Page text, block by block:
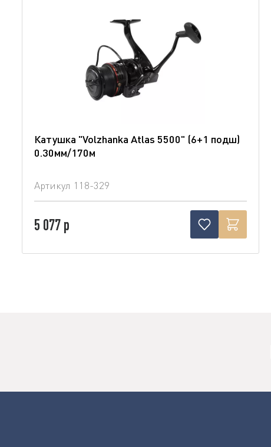
Катушка "Volzhanka Atlas 5500" (6+1 подш)
0.30мм/170м
Артикул 118-329
5 077 р